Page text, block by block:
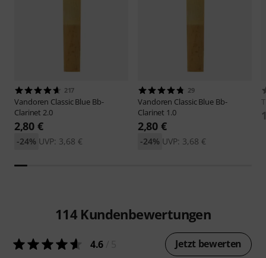
217
Vandoren Classic Blue Bb-
Clarinet 2.0
2,80 €
UVP: 3,68 €
-24%
29
Vandoren Classic Blue Bb-
Clarinet 1.0
2,80 €
UVP: 3,68 €
-24%
114 Kundenbewertungen
4.6 Jetzt bewerten